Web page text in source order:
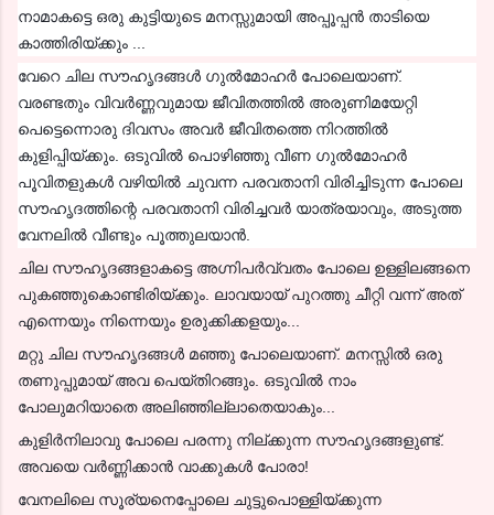
നാമാകട്ടെ ഒരു കുട്ടിയുടെ മനസ്സുമായി അപ്പൂപ്പൻ താടിയെ
കാത്തിരിയ്ക്കും ...
വേറെ ചില സൗഹൃദങ്ങൾ ഗുൽമോഹർ പോലെയാണ്.
വരണ്ടതും വിവർണ്ണവുമായ ജീവിതത്തിൽ അരുണിമയേറ്റി
പെട്ടെന്നൊരു ദിവസം അവർ ജീവിതത്തെ നിറത്തിൽ
കുളിപ്പിയ്ക്കും. ഒടുവിൽ പൊഴിഞ്ഞു വീണ ഗുൽമോഹർ
പൂവിതളുകൾ വഴിയിൽ ചുവന്ന പരവതാനി വിരിച്ചിടുന്ന പോലെ
സൗഹൃദത്തിന്റെ പരവതാനി വിരിച്ചവർ യാത്രയാവും, അടുത്ത
വേനലിൽ വീണ്ടും പൂത്തുലയാൻ.
ചില സൗഹൃദങ്ങളാകട്ടെ അഗ്നിപർവ്വതം പോലെ ഉള്ളിലങ്ങനെ
പുകഞ്ഞുകൊണ്ടിരിയ്ക്കും. ലാവയായ് പുറത്തു ചീറ്റി വന്ന് അത്
എന്നെയും നിന്നെയും ഉരുക്കിക്കളയും...
മറ്റു ചില സൗഹൃദങ്ങൾ മഞ്ഞു പോലെയാണ്. മനസ്സിൽ ഒരു
തണുപ്പുമായ് അവ പെയ്തിറങ്ങും. ഒടുവിൽ നാം
പോലുമറിയാതെ അലിഞ്ഞില്ലാതെയാകും...
കുളിർനിലാവു പോലെ പരന്നു നില്ക്കുന്ന സൗഹൃദങ്ങളുണ്ട്.
അവയെ വർണ്ണിക്കാൻ വാക്കുകൾ പോരാ!
വേനലിലെ സൂര്യനെപ്പോലെ ചുട്ടുപൊള്ളിയ്ക്കുന്ന